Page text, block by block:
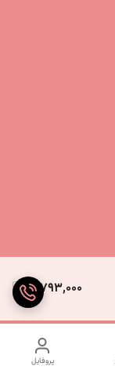
3,793,000
پروفایل